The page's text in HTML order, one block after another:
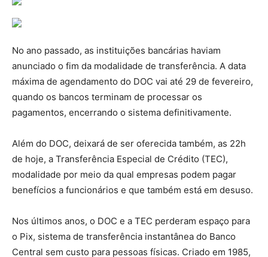
No ano passado, as instituições bancárias haviam
anunciado o fim da modalidade de transferência. A data
máxima de agendamento do DOC vai até 29 de fevereiro,
quando os bancos terminam de processar os
pagamentos, encerrando o sistema definitivamente.
Além do DOC, deixará de ser oferecida também, as 22h
de hoje, a Transferência Especial de Crédito (TEC),
modalidade por meio da qual empresas podem pagar
benefícios a funcionários e que também está em desuso.
Nos últimos anos, o DOC e a TEC perderam espaço para
o Pix, sistema de transferência instantânea do Banco
Central sem custo para pessoas físicas. Criado em 1985,